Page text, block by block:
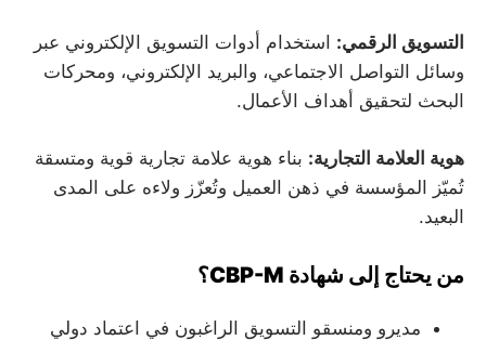
التسويق الرقمي: استخدام أدوات التسويق الإلكتروني عبر
وسائل التواصل الاجتماعي، والبريد الإلكتروني، ومحركات
البحث لتحقيق أهداف الأعمال.
هوية العلامة التجارية: بناء هوية علامة تجارية قوية ومتسقة
تُميّز المؤسسة في ذهن العميل وتُعزّز ولاءه على المدى
البعيد.
من يحتاج إلى شهادة CBP-M؟
مديرو ومنسقو التسويق الراغبون في اعتماد دولي